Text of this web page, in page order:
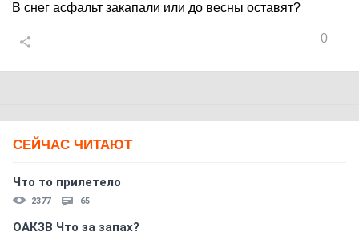
В снег асфальт закапали или до весны оставят?
0
СЕЙЧАС ЧИТАЮТ
Что то прилетело
2377 65
ОАКЗВ Что за запах?